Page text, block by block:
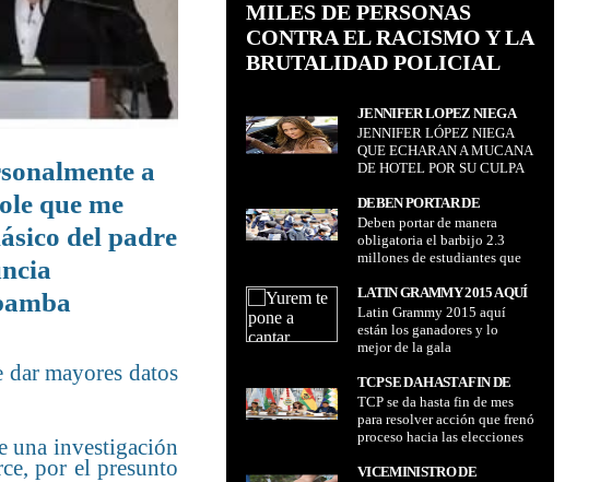
a
que me
del padre
mayores datos
una investigación
por el presunto
MILES DE PERSONAS
CONTRA EL RACISMO Y LA
BRUTALIDAD POLICIAL
JENNIFER LÓPEZ NIEGA
QUE ECHARAN A MUCANA
DE HOTEL POR SU CULPA
JENNIFER LÓPEZ NIEGA
QUE ECHARAN A MUCANA
DE HOTEL POR SU CULPA
DEBEN PORTAR DE
MANERA OBLIGATORIA EL
BARBIJO 2.3 MILLONES DE
ESTUDIANTES QUE INICIAN
LABORES ESCOLARES 2024
Deben portar de manera
obligatoria el barbijo 2.3
millones de estudiantes que
2024
LATIN GRAMMY 2015 AQUÍ
ESTÁN LOS GANADORES Y
LO MEJOR DE LA GALA
Latin Grammy 2015 aquí
están los ganadores y lo
mejor de la gala
TCP SE DA HASTA FIN DE
MES PARA RESOLVER
ACCIÓN QUE FRENÓ
PROCESO HACIA LAS
TCP se da hasta fin de mes
para resolver acción que frenó
proceso hacia las elecciones
VICEMINISTRO DE